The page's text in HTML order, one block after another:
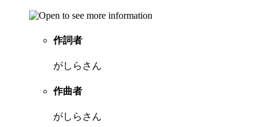
作詞者
がしらさん
作曲者
がしらさん